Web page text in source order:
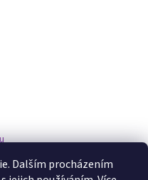
Dalším procházením